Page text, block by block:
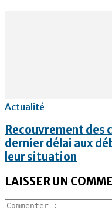
Actualité
Recouvrement des
dernier délai aux
leur situation
LAISSER UN